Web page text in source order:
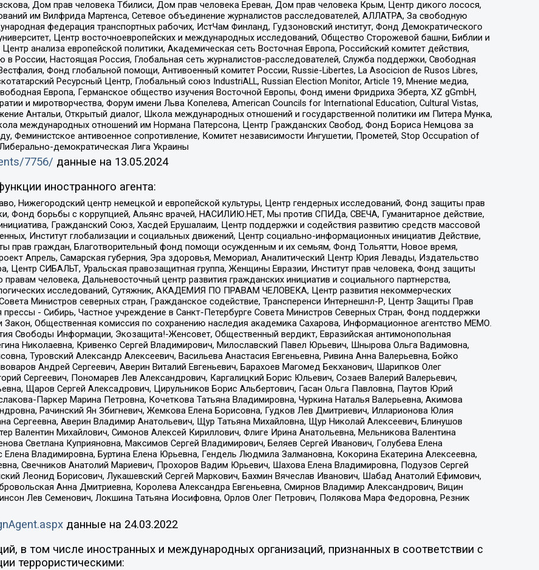
Дом прав человека Тбилиси, Дом прав человека Ереван, Дом прав человека Крым, Центр дикого лосося,
им Вилфрида Мартенса, Сетевое объединение журналистов расследователей, АЛЛАТРА, За свободную
федерация транспортных рабочих, ИстЧам Финланд, Гудзоновский институт, Фонд Демократического
Центр восточноевропейских и международных исследований, Общество Сторожевой башни, Библии и
анализа европейской политики, Академическая сеть Восточная Европа, Российский комитет действия,
России, Настоящая Россия, Глобальная сеть журналистов-расследователей, Служба поддержки, Свободная
Фонд глобальной помощи, Антивоенный комитет России, Russie-Libertes, La Asocicion de Rusos Libres,
Ресурсный Центр, Глобальный союз IndustriALL, Russian Election Monitor, Article 19, Мнение медиа,
Европа, Германское общество изучения Восточной Европы, Фонд имени Фридриха Эберта, XZ gGmbH,
и миротворчества, Форум имени Льва Копелева, American Councils for International Education, Cultural Vistas,
Антальи, Открытый диалог, Школа международных отношений и государственной политики им Питера Мунка,
международных отношений им Нормана Патерсона, Центр Гражданских Свобод, Фонд Бориса Немцова за
Феминистское антивоенное сопротивление, Комитет независимости Ингушетии, Прометей, Stop Occupation of
демократическая Лига Украины
7756/ данные на 13.05.2024
иностранного агента:
Нижегородский центр немецкой и европейской культуры, Центр гендерных исследований, Фонд защиты прав
Фонд борьбы с коррупцией, Альянс врачей, НАСИЛИЮ.НЕТ, Мы против СПИДа, СВЕЧА, Гуманитарное действие,
Гражданский Союз, Хасдей Ерушалаим, Центр поддержки и содействия развитию средств массовой
Институт глобализации и социальных движений, Центр социально-информационных инициатив Действие,
прав граждан, Благотворительный фонд помощи осужденным и их семьям, Фонд Тольятти, Новое время,
Апрель, Самарская губерния, Эра здоровья, Мемориал, Аналитический Центр Юрия Левады, Издательство
Центр СИБАЛЬТ, Уральская правозащитная группа, Женщины Евразии, Институт прав человека, Фонд защиты
человека, Дальневосточный центр развития гражданских инициатив и социального партнерства,
исследований, Сутяжник, АКАДЕМИЯ ПО ПРАВАМ ЧЕЛОВЕКА, Центр развития некоммерческих
Министров северных стран, Гражданское содействие, Трансперенси Интернешнл-Р, Центр Защиты Прав
- Сибирь, Частное учреждение в Санкт-Петербурге Совета Министров Северных Стран, Фонд поддержки
Общественная комиссия по сохранению наследия академика Сахарова, Информационное агентство МЕМО.
Свободы Информации, Экозащита!-Женсовет, Общественный вердикт, Евразийская антимонопольная
Николаевна, Кривенко Сергей Владимирович, Милославский Павел Юрьевич, Шнырова Ольга Вадимовна,
Туровский Александр Алексеевич, Васильева Анастасия Евгеньевна, Ривина Анна Валерьевна, Бойко
Андрей Сергеевич, Аверин Виталий Евгеньевич, Барахоев Магомед Бекханович, Шарипков Олег
Сергеевич, Пономарев Лев Александрович, Каргалицкий Борис Юльевич, Созаев Валерий Валерьевич,
Щаров Сергей Алексадрович, Цирульников Борис Альбертович, Гасан Ольга Павловна, Паутов Юрий
Паркер Марина Петровна, Кочеткова Татьяна Владимировна, Чуркина Наталья Валерьевна, Акимова
Рачинский Ян Збигневич, Жемкова Елена Борисовна, Гудков Лев Дмитриевич, Илларионова Юлия
Сергеевна, Аверин Владимир Анатольевич, Щур Татьяна Михайловна, Щур Николай Алексеевич, Блинушов
Валентин Михайлович, Симонов Алексей Кириллович, Флиге Ирина Анатольевна, Мельникова Валентина
Светлана Куприяновна, Максимов Сергей Владимирович, Беляев Сергей Иванович, Голубева Елена
Елена Владимировна, Буртина Елена Юрьевна, Гендель Людмила Залмановна, Кокорина Екатерина Алексеевна,
Свечников Анатолий Мариевич, Прохоров Вадим Юрьевич, Шахова Елена Владимировна, Подузов Сергей
Леонид Борисович, Лукашевский Сергей Маркович, Бахмин Вячеслав Иванович, Шабад Анатолий Ефимович,
Анна Дмитриевна, Королева Александра Евгеньевна, Смирнов Владимир Александрович, Вицин
Лев Семенович, Локшина Татьяна Иосифовна, Орлов Олег Петрович, Полякова Мара Федоровна, Резник
данные на 24.03.2022
в том числе иностранных и международных организаций, признанных в соответствии с
террористическими: